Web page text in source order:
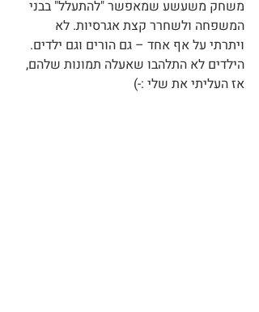
משחק משעשע שמאפשר "להתעלל" בבני
המשפחה ולשחרר קצת אגרסיות. לא
ויתרתי על אף אחד – גם הורים וגם ילדים.
הילדים לא התלהבו שאעלה תמונות שלהם,
אז העליתי את שלי :-)